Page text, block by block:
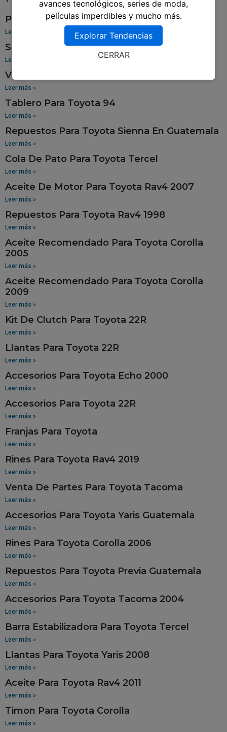
Pantalla Para Toyota Yaris
Leer más »
Sensor De Oxigeno Para Toyota Corolla
Leer más »
Venta De Aros Para Toyota Hilux
Leer más »
Tablero Para Toyota 94
Leer más »
Repuestos Para Toyota Sienna En Guatemala
Leer más »
Cola De Pato Para Toyota Tercel
Leer más »
Aceite De Motor Para Toyota Rav4 2007
Leer más »
Repuestos Para Toyota Rav4 1998
Leer más »
Aceite Recomendado Para Toyota Corolla
2005
Leer más »
Aceite Recomendado Para Toyota Corolla
2009
Leer más »
Kit De Clutch Para Toyota 22R
Leer más »
Llantas Para Toyota 22R
Leer más »
Accesorios Para Toyota Echo 2000
Leer más »
Accesorios Para Toyota 22R
Leer más »
Franjas Para Toyota
Leer más »
Rines Para Toyota Rav4 2019
Leer más »
Venta De Partes Para Toyota Tacoma
Leer más »
Accesorios Para Toyota Yaris Guatemala
Leer más »
Rines Para Toyota Corolla 2006
Leer más »
Repuestos Para Toyota Previa Guatemala
Leer más »
Accesorios Para Toyota Tacoma 2004
Leer más »
Barra Estabilizadora Para Toyota Tercel
Leer más »
Llantas Para Toyota Yaris 2008
Leer más »
Aceite Para Toyota Rav4 2011
Leer más »
Timon Para Toyota Corolla
Leer más »
avances tecnológicos, series de moda,
películas imperdibles y mucho más.
Explorar Tendencias
CERRAR